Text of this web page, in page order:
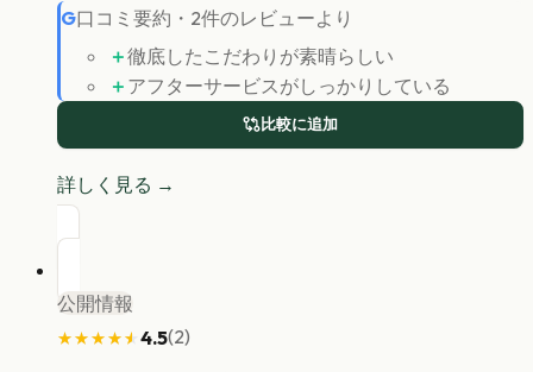
G口コミ要約 ・ 2件のレビューより
＋徹底したこだわりが素晴らしい
＋ アフターサービスがしっかりしている
比較に追加
詳しく見る →
公開情報
★★★★★
★★★★★ 4.5(2)